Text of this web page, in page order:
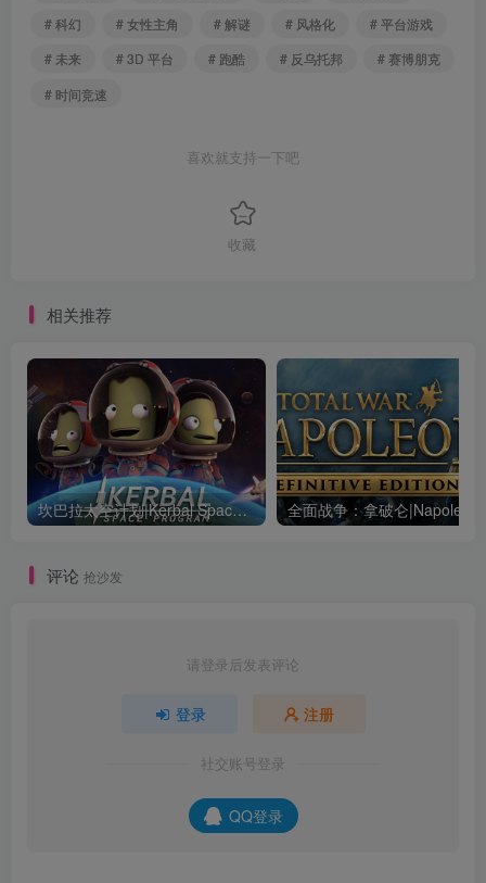
# 科幻
# 女性主角 # 解谜 # 风格化
# 平台游戏
# 未来
# 3D 平台 # 跑酷 # 反乌托邦
# 赛博朋克
# 时间竞速
喜欢就支持一下吧
收藏
相关推荐
坎巴拉太空计划|Kerbal Space Program|1.12.5.3190|整合全DLC
评论 抢沙发
请登录后发表评论
登录 注册
社交账号登录
QQ登录